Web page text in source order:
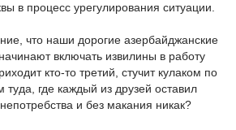
в процесс урегулирования ситуации.
что наши дорогие азербайджанские
включать извилины в работу
кто-то третий, стучит кулаком по
туда, где каждый из друзей оставил
и без макания никак?